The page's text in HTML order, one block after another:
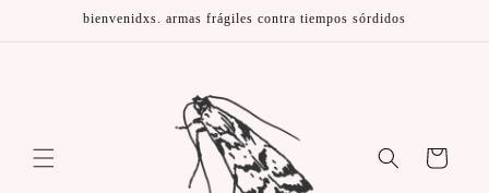
directamentebienvenidxs. armas frágiles contra tiempos sórdidos
Carrito